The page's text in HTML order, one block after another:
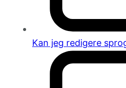
Kan jeg redigere